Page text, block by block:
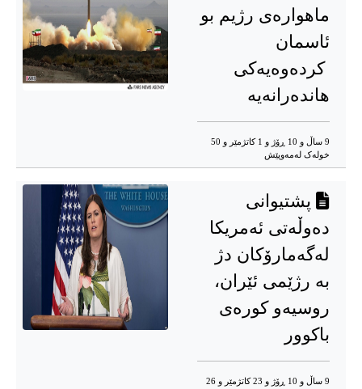
ماهوارەی رژیم بو
ئاسمان
کردەوەیەکی
هاندەرانەیه
9 ساڵ و 10 ڕۆژ و 1 کاتژمێر و 50
خوله‌ک له‌مه‌وپێش‌
پشتیوانی
دەوڵەتی ئەمریکا
لەگەمارۆکان دژ
بە رژێمی ئێران،
روسیەو کورەی
باکوور
9 ساڵ و 10 ڕۆژ و 23 کاتژمێر و 26